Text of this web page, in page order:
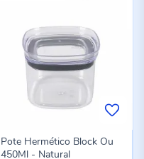
Pote Hermético Block Ou
450Ml - Natural